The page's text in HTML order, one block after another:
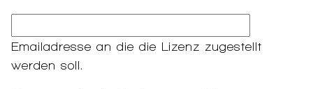
Emailadresse an die die Lizenz zugestellt
werden soll.